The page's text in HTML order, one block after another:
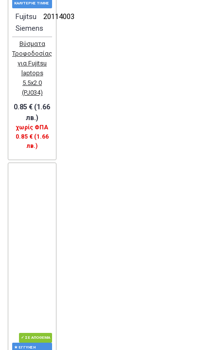
ΚΑΛΎΤΕΡΗΣ ΤΙΜΉΣ
Fujitsu
Siemens
20114003
Βύσματα
Τροφοδοσίας
για Fujitsu
laptops
5.5x2.0
(PJ034)
0.85 € (1.66
лв.)
χωρίς ΦΠΑ
0.85 € (1.66
лв.)
✓ ΣΕ ΑΠΌΘΕΜΑ
★ ΕΓΓΎΗΣΗ